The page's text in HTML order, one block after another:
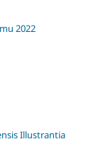
2022
Illustrantia